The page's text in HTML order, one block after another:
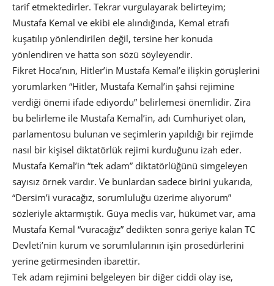
tarif etmektedirler. Tekrar vurgulayarak belirteyim;
Mustafa Kemal ve ekibi ele alındığında, Kemal etrafı
kuşatılıp yönlendirilen değil, tersine her konuda
yönlendiren ve hatta son sözü söyleyendir.
Fikret Hoca’nın, Hitler’in Mustafa Kemal’e ilişkin görüşlerini
yorumlarken “Hitler, Mustafa Kemal’in şahsi rejimine
verdiği önemi ifade ediyordu” belirlemesi önemlidir. Zira
bu belirleme ile Mustafa Kemal’in, adı Cumhuriyet olan,
parlamentosu bulunan ve seçimlerin yapıldığı bir rejimde
nasıl bir kişisel diktatörlük rejimi kurduğunu izah eder.
Mustafa Kemal’in “tek adam” diktatörlüğünü simgeleyen
sayısız örnek vardır. Ve bunlardan sadece birini yukarıda,
“Dersim’i vuracağız, sorumluluğu üzerime alıyorum”
sözleriyle aktarmıştık. Güya meclis var, hükümet var, ama
Mustafa Kemal “vuracağız” dedikten sonra geriye kalan TC
Devleti’nin kurum ve sorumlularının işin prosedürlerini
yerine getirmesinden ibarettir.
Tek adam rejimini belgeleyen bir diğer ciddi olay ise,